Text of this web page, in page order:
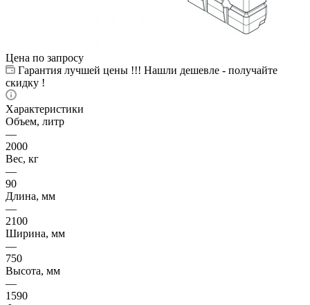
Цена по запросу
Гарантия лучшей цены !!! Нашли дешевле - получайте
скидку !
Характеристики
Объем, литр
—
2000
Вес, кг
—
90
Длина, мм
—
2100
Ширина, мм
—
750
Высота, мм
—
1590